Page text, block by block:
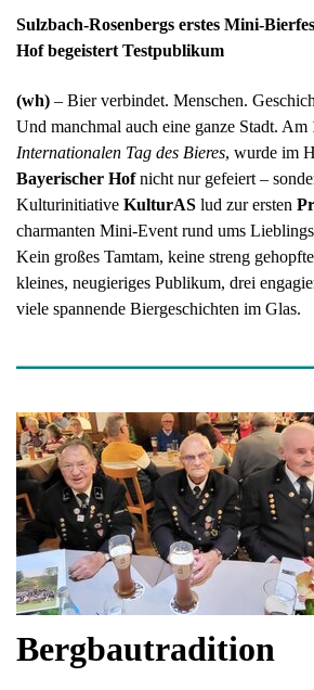
Sulzbach-Rosenbergs erstes Mini-
Hof begeistert Testpublikum
(wh) – Bier verbindet. Menschen.
Und manchmal auch eine ganze Stadt. Am
Internationalen Tag des Bieres, wurde im
Bayerischer Hofnicht nur gefeiert –
Kulturinitiative KulturAS lud zur ersten
charmanten Mini-Event rund ums
Kein großes Tamtam, keine streng
kleines, neugieriges Publikum, drei
viele spannende Biergeschichten im Glas.
Bergbautradition